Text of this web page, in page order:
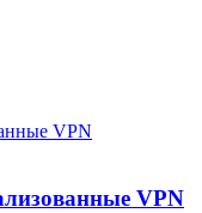
VPN